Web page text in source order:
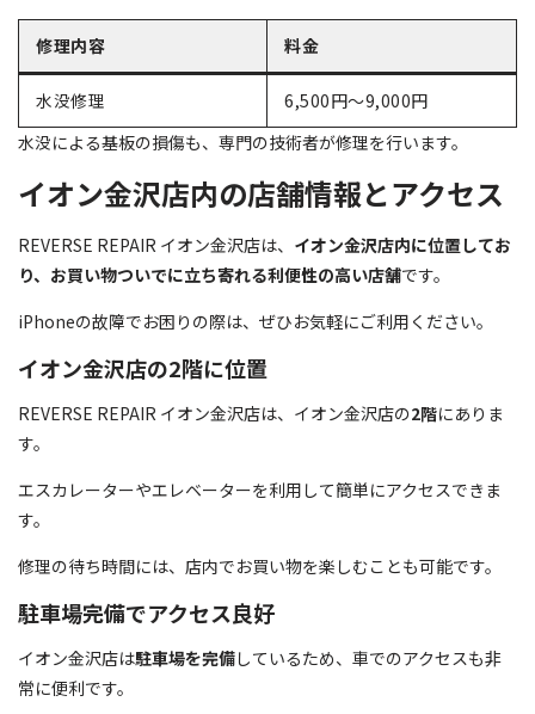
修理内容 料金
水没修理
6,500円～9,000円
水没による基板の損傷も、専門の技術者が修理を行います。
イオン金沢店内の店舗情報とアクセス
REVERSE REPAIR イオン金沢店は、 イオン金沢店内に位置してお
り、お買い物ついでに立ち寄れる利便性の高い店舗です。
iPhoneの故障でお困りの際は、ぜひお気軽にご利用ください。
イオン金沢店の2階に位置
REVERSE REPAIR イオン金沢店は、イオン金沢店の2階にありま
す。
エスカレーターやエレベーターを利用して簡単にアクセスできま
す。
修理の待ち時間には、店内でお買い物を楽しむことも可能です。
駐車場完備でアクセス良好
イオン金沢店は駐車場を完備しているため、車でのアクセスも非
常に便利です。